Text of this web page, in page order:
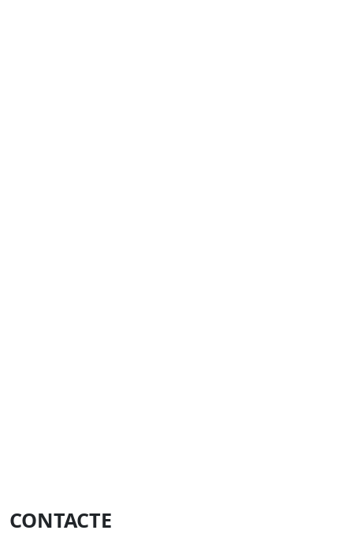
CONTACTE